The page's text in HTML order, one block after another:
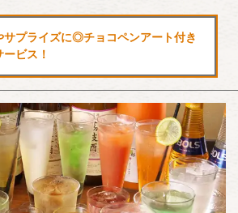
サプライズに◎チョコペンアート付き
ビス！